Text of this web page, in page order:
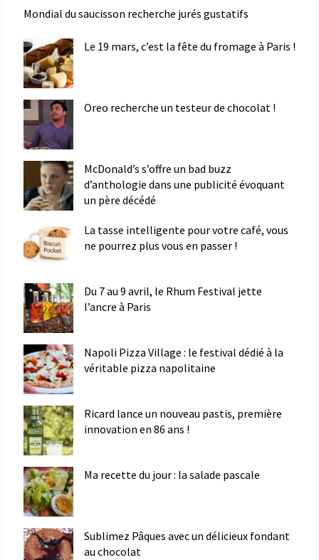
Mondial du saucisson recherche jurés gustatifs
Le 19 mars, c’est la fête du fromage à Paris !
Oreo recherche un testeur de chocolat !
McDonald’s s’offre un bad buzz
d’anthologie dans une publicité évoquant
un père décédé
La tasse intelligente pour votre café, vous
ne pourrez plus vous en passer !
Du 7 au 9 avril, le Rhum Festival jette
l’ancre à Paris
Napoli Pizza Village : le festival dédié à la
véritable pizza napolitaine
Ricard lance un nouveau pastis, première
innovation en 86 ans !
Ma recette du jour : la salade pascale
Sublimez Pâques avec un délicieux fondant
au chocolat